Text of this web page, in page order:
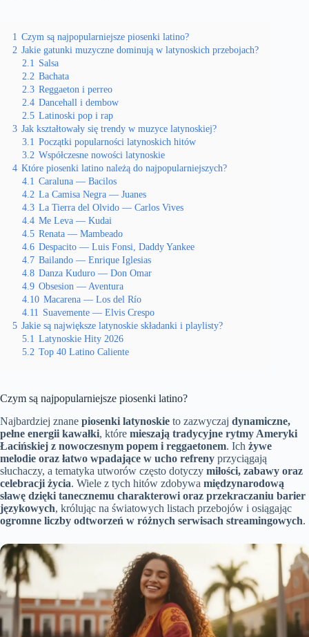
1 Czym są najpopularniejsze piosenki latino?
2 Jakie gatunki muzyczne dominują w latynoskich przebojach?
2.1 Salsa
2.2 Bachata
2.3 Reggaeton i perreo
2.4 Dancehall i dembow
2.5 Latinoski pop i rap
3 Jak kształtowały się trendy w muzyce latynoskiej?
3.1 Początki popularności latynoskich hitów
3.2 Współczesne nowości latynoskie
4 Które piosenki latino należą do najpopularniejszych?
4.1 Caraluna — Bacilos
4.2 La Camisa Negra — Juanes
4.3 La Tierra del Olvido — Carlos Vives
4.4 Me Leva — Kudai
4.5 Renata — Mambeado
4.6 Despacito — Luis Fonsi, Daddy Yankee
4.7 Bailando — Enrique Iglesias
4.8 Danza Kuduro — Don Omar
4.9 Obsesion — Aventura
4.10 Macarena — Los del Río
4.11 Suavemente — Elvis Crespo
5 Jakie są największe latynoskie składanki i playlisty?
5.1 Latynoskie Hity 2026
5.2 Top 40 Latino Caliente
Czym są najpopularniejsze piosenki latino?
Najbardziej znane piosenki latynoskie to zazwyczaj dynamiczne,
pełne energii kawałki, które mieszają tradycyjne rytmy Ameryki
Łacińskiej z nowoczesnym popem i reggaetonem. Ich żywe
melodie oraz łatwo wpadające w ucho refreny przyciągają
słuchaczy, a tematyka utworów często dotyczy miłości, zabawy oraz
celebracji życia. Wiele z tych hitów zdobywa międzynarodową
sławę dzięki tanecznemu charakterowi oraz przekraczaniu barier
językowych, królując na światowych listach przebojów i osiągając
ogromne liczby odtworzeń w różnych serwisach streamingowych.